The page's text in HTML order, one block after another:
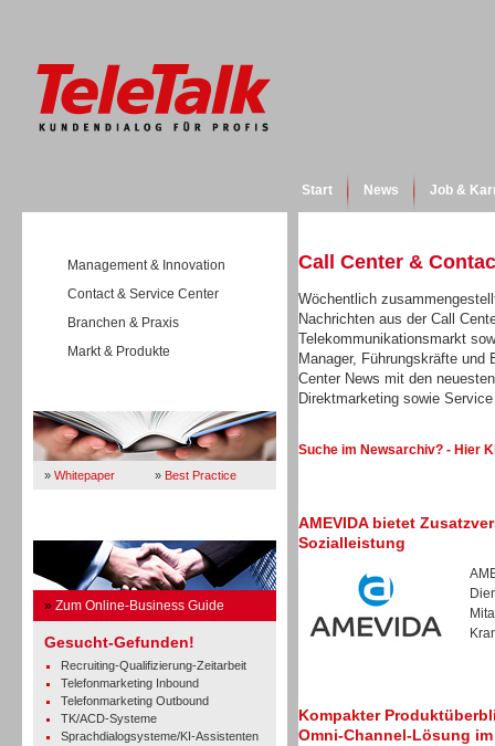
Start News Job &
Management & Innovation
Contact & Service Center
Branchen & Praxis
Markt & Produkte
» Whitepaper » Best Practice
» Zum Online-Business Guide
Gesucht-Gefunden!
Recruiting-Qualifizierung-Zeitarbeit
Telefonmarketing Inbound
Telefonmarketing Outbound
TK/ACD-Systeme
Sprachdialogsysteme/KI-Assistenten
Call Center &
Wöchentlich
Nachrichten aus der Call
Telekommunikationsmarkt
Manager, Führungskräfte und
Center News mit den
Direktmarketing sowie
Suche im Newsarchiv? - Hier
AMEVIDA bietet
Sozialleistung
Kompakter
Omni-Channel-Lösung im